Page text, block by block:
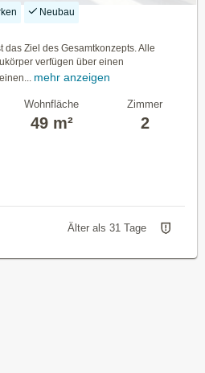
Neubau
Ziel des Gesamtkonzepts. Alle
verfügen über einen
mehr anzeigen
Wohnfläche
49 m²
Zimmer
2
Älter als 31 Tage